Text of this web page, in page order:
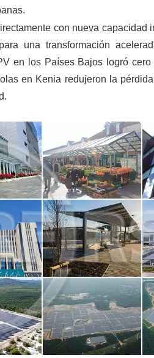
con nueva capacidad
una transformación
en los Países Bajos logró
en Kenia redujeron la